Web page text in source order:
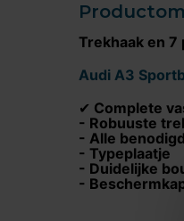
Trekhaak en
Audi A3
✔ Complete
- Robuuste
- Alle
- Typeplaatje
- Duidelijke
-